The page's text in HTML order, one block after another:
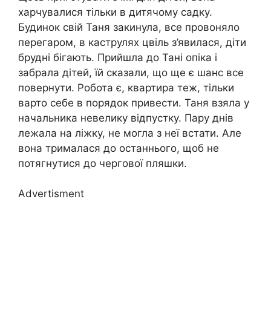
харчувалися тільки в дитячому садку.
Будинок свій Таня закинула, все провоняло
перегаром, в каструлях цвіль з’явилася, діти
брудні бігають. Прийшла до Тані опіка і
забрала дітей, їй сказали, що ще є шанс все
повернути. Робота є, квартира теж, тільки
варто себе в порядок привести. Таня взяла у
начальника невелику відпустку. Пару днів
лежала на ліжку, не могла з неї встати. Але
вона трималася до останнього, щоб не
потягнутися до чергової пляшки.
Advertisment